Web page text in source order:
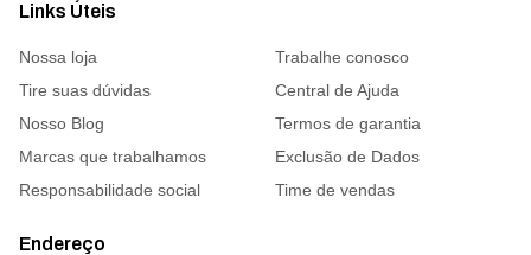
Links Úteis
Nossa loja
Trabalhe conosco
Tire suas dúvidas
Central de Ajuda
Nosso Blog
Termos de garantia
Marcas que trabalhamos
Exclusão de Dados
Responsabilidade social
Time de vendas
Endereço